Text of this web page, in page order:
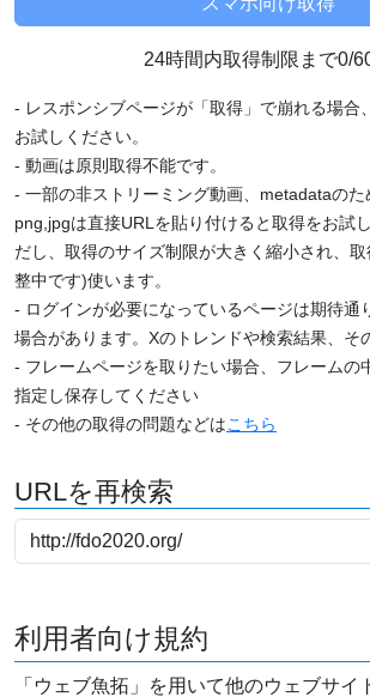
24時間内取得制限まで0/
- レスポンシブページが「取得」で崩れる場合
お試しください。
- 動画は原則取得不能です。
- 一部の非ストリーミング動画、metadataの
png,jpgは直接URLを貼り付けると取得をお試
だし、取得のサイズ制限が大きく縮小され、
整中です)使います。
- ログインが必要になっているページは期待通
場合があります。Xのトレンドや検索結果、そ
- フレームページを取りたい場合、フレームの
指定し保存してください
- その他の取得の問題などはこちら
URLを再検索
利用者向け規約
「ウェブ魚拓」を用いて他のウェブサイ